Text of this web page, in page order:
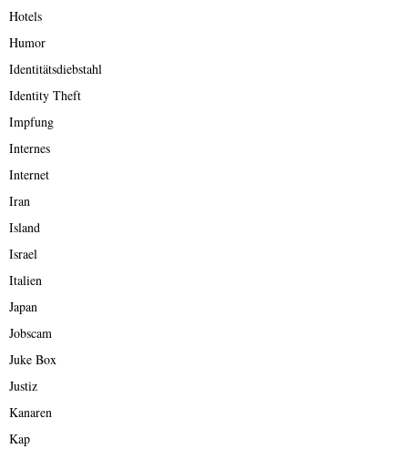
Hotels
Humor
Identitätsdiebstahl
Identity Theft
Impfung
Internes
Internet
Iran
Island
Israel
Italien
Japan
Jobscam
Juke Box
Justiz
Kanaren
Kap